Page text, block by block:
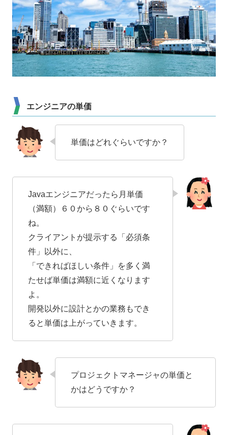
エンジニアの単価
単価はどれぐらいですか？
Javaエンジニアだったら月単価
（満額）６０から８０ぐらいです
ね。
クライアントが提示する「必須条
件」以外に、
「できればほしい条件」を多く満
たせば単価は満額に近くなります
よ。
開発以外に設計とかの業務もでき
ると単価は上がっていきます。
プロジェクトマネージャの単価と
かはどうですか？